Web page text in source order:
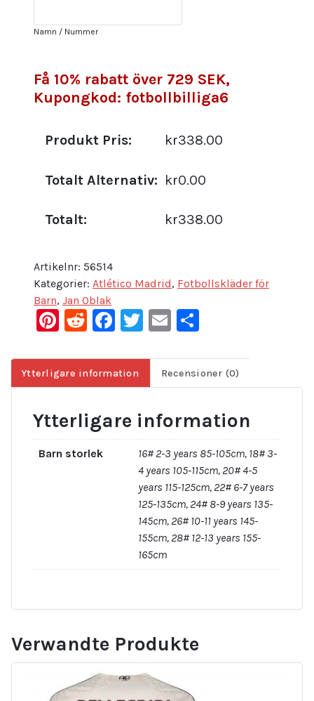
Tredje
2021/22
Orange
Kortärmad
Korta
mängd
Namn / Nummer
Få 10% rabatt över 729 SEK,
Kupongkod: fotbollbilliga6
Produkt Pris: kr338.00
Totalt Alternativ: kr0.00
Totalt: kr338.00
Artikelnr: 56514
Kategorier: Atlético Madrid, Fotbollskläder för
Barn, Jan Oblak
Pinterest
Reddit
Facebook
Twitter
Email
Ytterligare information Recensioner (0)
Ytterligare information
Barn storlek
16# 2-3 years 85-105cm, 18# 3-
4 years 105-115cm, 20# 4-5
years 115-125cm, 22# 6-7 years
125-135cm, 24# 8-9 years 135-
145cm, 26# 10-11 years 145-
155cm, 28# 12-13 years 155-
165cm
Verwandte Produkte